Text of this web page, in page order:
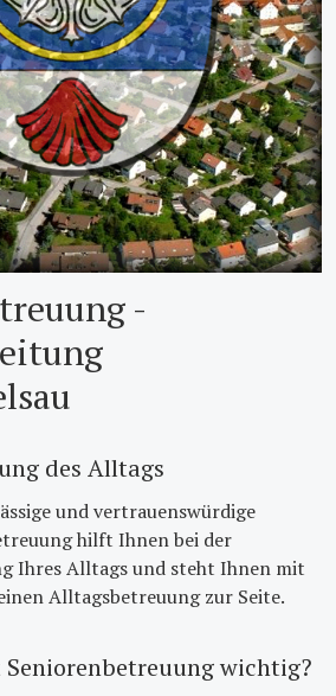
-
des Alltags
und vertrauenswürdige
hilft Ihnen bei der
Ihres Alltags und steht Ihnen mit
Alltagsbetreuung zur Seite.
wichtig?